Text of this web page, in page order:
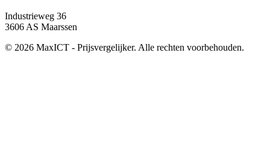
Industrieweg 36
3606 AS Maarssen
© 2026 MaxICT - Prijsvergelijker. Alle rechten voorbehouden.